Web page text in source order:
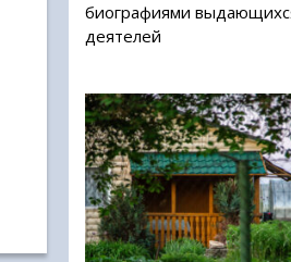
биографиями
деятелей